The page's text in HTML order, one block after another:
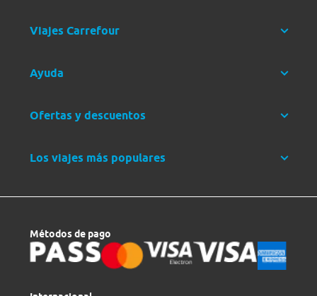
Viajes Carrefour
Ayuda
Ofertas y descuentos
Los viajes más populares
Métodos de pago